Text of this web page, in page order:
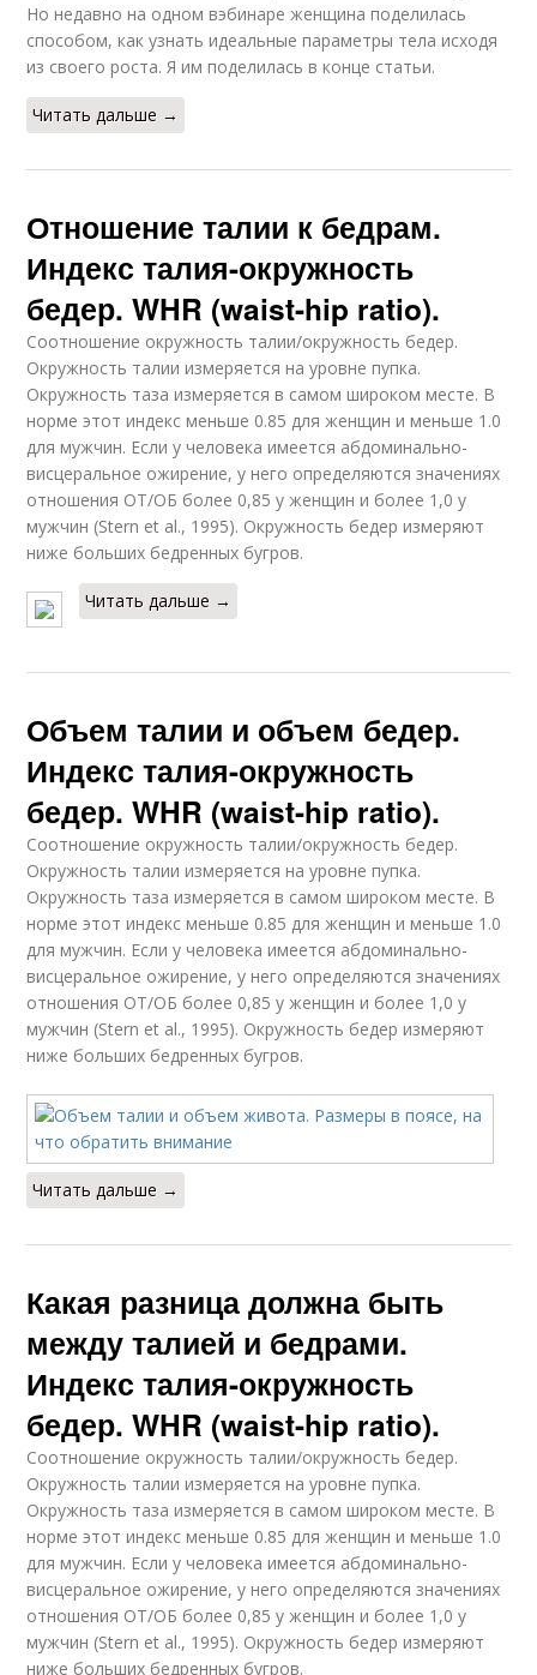
Но недавно на одном вэбинаре женщина поделилась
способом, как узнать идеальные параметры тела исходя
из своего роста. Я им поделилась в конце статьи.
Читать дальше →
Отношение талии к бедрам.
Индекс талия-окружность
бедер. WHR (waist-hip ratio).
Соотношение окружность талии/окружность бедер.
Окружность талии измеряется на уровне пупка.
Окружность таза измеряется в самом широком месте. В
норме этот индекс меньше 0.85 для женщин и меньше 1.0
для мужчин. Если у человека имеется абдоминально-
висцеральное ожирение, у него определяются значениях
отношения ОТ/ОБ более 0,85 у женщин и более 1,0 у
мужчин (Stern et al., 1995). Окружность бедер измеряют
ниже больших бедренных бугров.
Читать дальше →
Объем талии и объем бедер.
Индекс талия-окружность
бедер. WHR (waist-hip ratio).
Соотношение окружность талии/окружность бедер.
Окружность талии измеряется на уровне пупка.
Окружность таза измеряется в самом широком месте. В
норме этот индекс меньше 0.85 для женщин и меньше 1.0
для мужчин. Если у человека имеется абдоминально-
висцеральное ожирение, у него определяются значениях
отношения ОТ/ОБ более 0,85 у женщин и более 1,0 у
мужчин (Stern et al., 1995). Окружность бедер измеряют
ниже больших бедренных бугров.
Читать дальше →
Какая разница должна быть
между талией и бедрами.
Индекс талия-окружность
бедер. WHR (waist-hip ratio).
Соотношение окружность талии/окружность бедер.
Окружность талии измеряется на уровне пупка.
Окружность таза измеряется в самом широком месте. В
норме этот индекс меньше 0.85 для женщин и меньше 1.0
для мужчин. Если у человека имеется абдоминально-
висцеральное ожирение, у него определяются значениях
отношения ОТ/ОБ более 0,85 у женщин и более 1,0 у
мужчин (Stern et al., 1995). Окружность бедер измеряют
ниже больших бедренных бугров.